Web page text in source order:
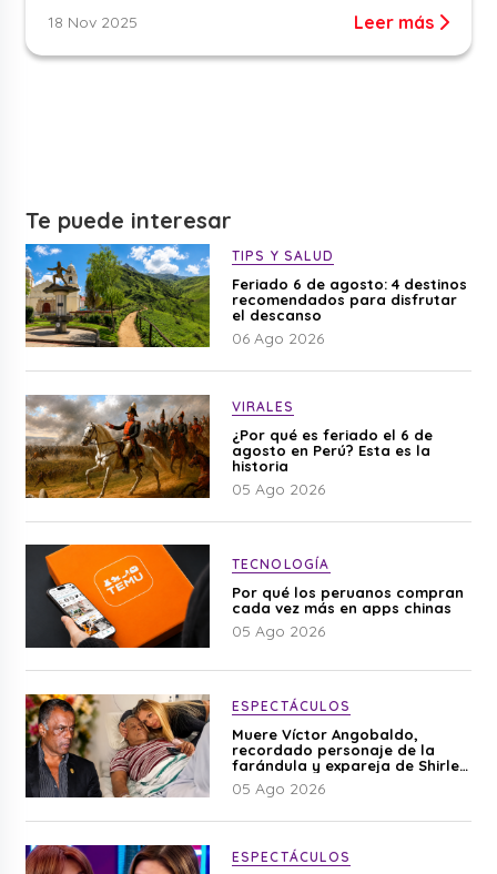
18 Nov 2025 Leer más
Te puede interesar
TIPS Y SALUD
Feriado 6 de agosto: 4 destinos
recomendados para disfrutar
el descanso
06 Ago 2026
VIRALES
¿Por qué es feriado el 6 de
agosto en Perú? Esta es la
historia
05 Ago 2026
TECNOLOGÍA
Por qué los peruanos compran
cada vez más en apps chinas
05 Ago 2026
ESPECTÁCULOS
Muere Víctor Angobaldo,
recordado personaje de la
farándula y expareja de Shirley
Cherres
05 Ago 2026
ESPECTÁCULOS